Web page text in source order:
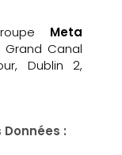
Meta
Grand Canal
Dublin 2,
: